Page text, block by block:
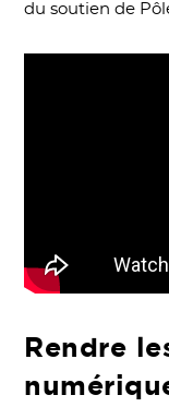
du soutien de
Rendre